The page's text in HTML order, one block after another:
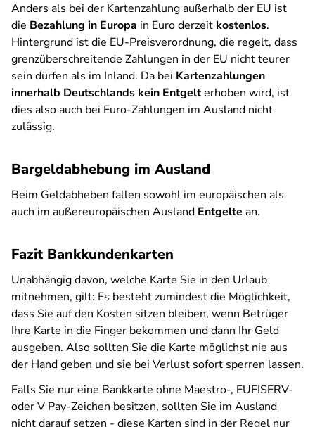
Anders als bei der Kartenzahlung außerhalb der EU ist
die Bezahlung in Europa in Euro derzeit kostenlos.
Hintergrund ist die EU-Preisverordnung, die regelt, dass
grenzüberschreitende Zahlungen in der EU nicht teurer
sein dürfen als im Inland. Da bei Kartenzahlungen
innerhalb Deutschlands kein Entgelterhoben wird, ist
dies also auch bei Euro-Zahlungen im Ausland nicht
zulässig.
Bargeldabhebung im Ausland
Beim Geldabheben fallen sowohl im europäischen als
auch im außereuropäischen Ausland Entgelte an.
Fazit Bankkundenkarten
Unabhängig davon, welche Karte Sie in den Urlaub
mitnehmen, gilt: Es besteht zumindest die Möglichkeit,
dass Sie auf den Kosten sitzen bleiben, wenn Betrüger
Ihre Karte in die Finger bekommen und dann Ihr Geld
ausgeben. Also sollten Sie die Karte möglichst nie aus
der Hand geben und sie bei Verlust sofort sperren lassen.
Falls Sie nur eine Bankkarte ohne Maestro-, EUFISERV-
oder V Pay-Zeichen besitzen, sollten Sie im Ausland
nicht darauf setzen - diese Karten sind in der Regel nur